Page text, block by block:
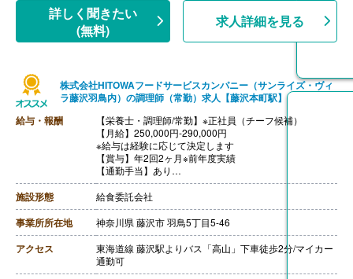
【賞与】年2回2ヶ月※前年度実績
【通勤手当】あり
※公共交通機関:上限30,000円/月
※マイカー通勤:片道2km以上（ガソリン代は規定内支
【退職金】あり（会社規定による）
詳しく聞きたい
(無料)
求人詳細を見る
株式会社HITOWAフードサービスカンパニー（サンライズ・ヴィ
ラ藤沢羽鳥内）の調理師（常勤）求人【藤沢本町駅】
給与・報酬
【栄養士・調理師/常勤】※正社員（チーフ候補）
【月給】250,000円-290,000円
※給与は経験に応じて決定します
【賞与】年2回2ヶ月※前年度実績
【通勤手当】あり
※公共交通機関:上限30,000円/月
※マイカー通勤:片道2km以上（ガソリン代は規定内支
給）
【昇給】あり（年1回）
【退職金】あり（会社規定による）
++++++++++++++++++++
【調理師/常勤】※正社員
【月給】250,000円-270,000円
施設形態 給食委託会社
事業所所在地 神奈川県 藤沢市 羽鳥5丁目5-46
アクセス
東海道線 藤沢駅よりバス「高山」下車徒歩2分/マイカー
通勤可